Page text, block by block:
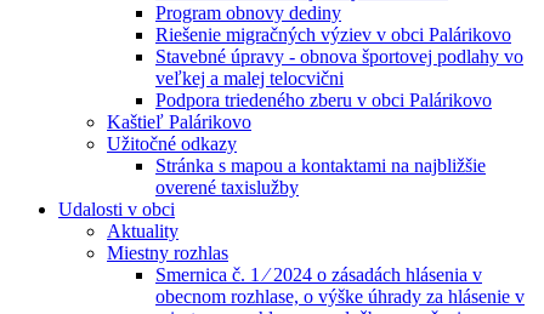
Program obnovy dediny
Riešenie migračných výziev v obci Palárikovo
Stavebné úpravy - obnova športovej podlahy vo
veľkej a malej telocvični
Podpora triedeného zberu v obci Palárikovo
Kaštieľ Palárikovo
Užitočné odkazy
Stránka s mapou a kontaktami na najbližšie
overené taxislužby
Udalosti v obci
Aktuality
Miestny rozhlas
Smernica č. 1 ⁄ 2024 o zásadách hlásenia v
obecnom rozhlase, o výške úhrady za hlásenie v